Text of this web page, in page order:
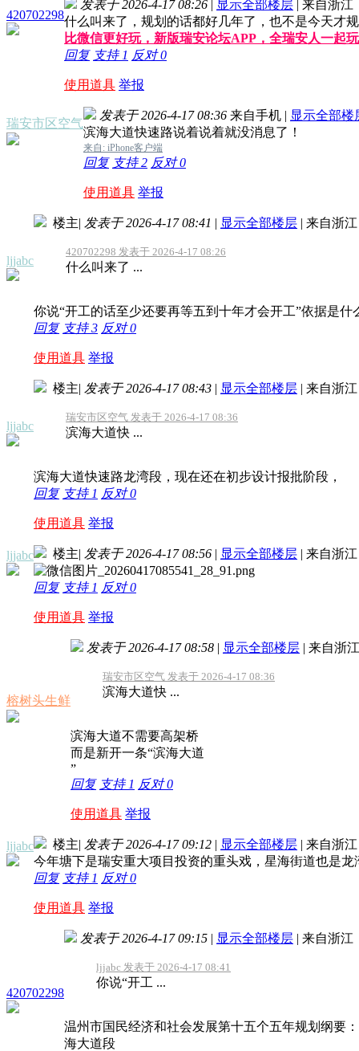
420702298
发表于 2026-4-17 08:26 显示全部楼层
来自浙江
什么叫来了，规划的话都好几年了，也不是今天才
比微信更好玩，新版瑞安论坛APP，全瑞安人一起
回复 支持 1 反对0
使用道具 举报
瑞安市区空气
发表于 2026-4-17 08:36 来自手机 | 显示全部楼
滨海大道快速路说着说着就没消息了！
来自: iPhone客户端
回复 支持2 反对0
使用道具 举报
ljjabc
楼主| 发表于 2026-4-17 08:41 | 显示全部楼层 | 来自浙江
420702298 发表于 2026-4-17 08:26
什么叫来了 ...
你说“开工的话至少还要再等五到十年才会开工”依据是什
回复 支持3 反对0
使用道具 举报
ljjabc
楼主| 发表于 2026-4-17 08:43 | 显示全部楼层 | 来自浙江
瑞安市区空气 发表于 2026-4-17 08:36
滨海大道快 ...
滨海大道快速路龙湾段，现在还在初步设计报批阶段，
回复 支持 1 反对0
使用道具 举报
ljjabc 楼主| 发表于 2026-4-17 08:56 | 显示全部楼层 | 来自浙江
回复 支持 1 反对0
使用道具 举报
榕树头生鲜
发表于 2026-4-17 08:58 | 显示全部楼层 | 来自浙江
瑞安市区空气 发表于 2026-4-17 08:36
滨海大道快 ...
滨海大道不需要高架桥
而是新开一条“滨海大道
”
回复 支持 1 反对0
使用道具 举报
ljjabc 楼主| 发表于 2026-4-17 09:12 | 显示全部楼层 | 来自浙江
今年塘下是瑞安重大项目投资的重头戏，星海街道也是
回复 支持 1 反对0
使用道具 举报
420702298
发表于 2026-4-17 09:15 | 显示全部楼层 | 来自浙江
ljjabc 发表于 2026-4-17 08:41
你说“开工 ...
温州市国民经济和社会发展第十五个五年规划纲要
海大道段